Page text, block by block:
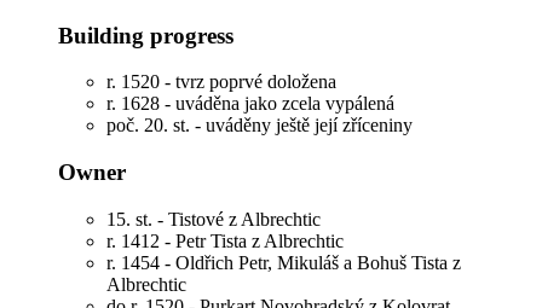
Building progress
r. 1520 - tvrz poprvé doložena
r. 1628 - uváděna jako zcela vypálená
poč. 20. st. - uváděny ještě její zříceniny
Owner
15. st. - Tistové z Albrechtic
r. 1412 - Petr Tista z Albrechtic
r. 1454 - Oldřich Petr, Mikuláš a Bohuš Tista z
Albrechtic